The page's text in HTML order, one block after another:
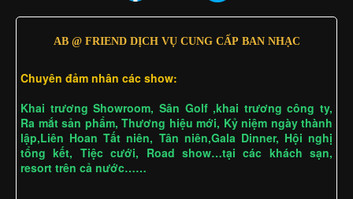
AB @ FRIEND DỊCH VỤ CUNG CẤP BAN NHẠC
Chuyên đảm nhân các show:
Khai trương Showroom, Sân Golf ,khai trương công ty,
Ra mắt sản phẩm, Thương hiệu mới, Kỷ niệm ngày thành
lập,Liên Hoan Tất niên, Tân niên,Gala Dinner, Hội nghị
tổng kết, Tiệc cưới, Road show…tại các khách sạn,
resort trên cả nước……